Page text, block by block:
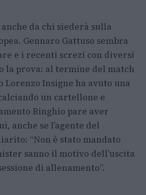
da chi siederà sulla
Gennaro Gattuso sembra
e i recenti screzi con diversi
la prova: al termine del match
Lorenzo Insigne ha avuto una
un cartellone e
Ringhio pare aver
anche se l’agente del
“Non è stato mandato
sanno il motivo dell’uscita
di allenamento”.